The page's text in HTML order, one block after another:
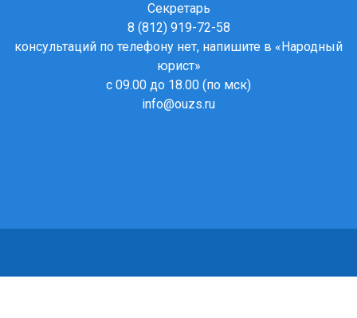
Секретарь
8 (812) 919-72-58
консультаций по телефону нет, напишите в «Народный
юрист»
с 09.00 до 18.00 (по мск)
info@ouzs.ru